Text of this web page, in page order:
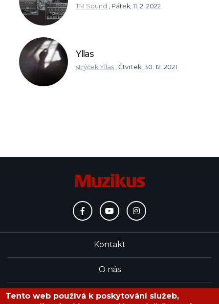
TM Sound , Pátek, 11. 2. 2022
Yllas
strýček Yllas , Čtvrtek, 30. 12. 2021
Kontakt
O nás
Redakce
Tento web používá k poskytování služeb,